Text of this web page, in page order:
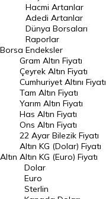
Hacmi Artanlar
Geçmiş Kapanışlar
Dünya Borsaları
Raporlar
Endeksler
DÖVİZ
Döviz Kuru
Dolar Kuru
Euro Kuru
Pound Kuru
Borsa
Hacmi Artanlar
Adedi Artanlar
Dünya Borsaları
Raporlar
Endeksler
Altın
Gram Altın Fiyatı
Çeyrek Altın Fiyatı
Cumhuriyet Altını Fiyatı
Tam Altın Fiyatı
Yarım Altın Fiyatı
Has Altın Fiyatı
Ons Altın Fiyatı
22 Ayar Bilezik Fiyatı
Altın KG (Dolar) Fiyatı
Altın KG (Euro) Fiyatı
Dolar
Euro
Sterlin